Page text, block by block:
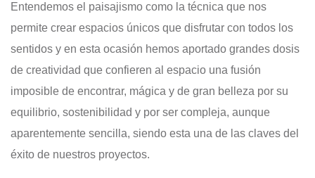
Entendemos el paisajismo como la técnica que nos
permite crear espacios únicos que disfrutar con todos los
sentidos y en esta ocasión hemos aportado grandes dosis
de creatividad que confieren al espacio una fusión
imposible de encontrar, mágica y de gran belleza por su
equilibrio, sostenibilidad y por ser compleja, aunque
aparentemente sencilla, siendo esta una de las claves del
éxito de nuestros proyectos.